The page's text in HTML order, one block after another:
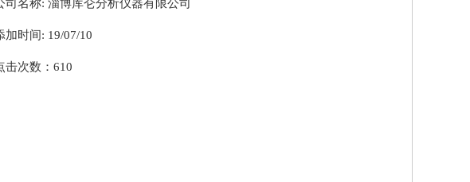
司名称: 淄博库仑分析仪器有限公司
加时间: 19/07/10
击次数： 610